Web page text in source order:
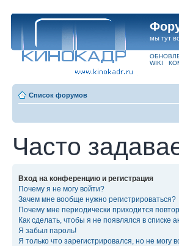
мы тут
WIKI
Список форумов
Часто
Вход на конференцию и регистрация
Почему я не могу войти?
Зачем мне вообще нужно регистрироваться?
Почему мне периодически приходится
Как сделать, чтобы я не появлялся в списке
Я забыл пароль!
Я только что зарегистрировался, но не могу